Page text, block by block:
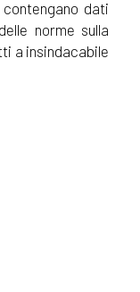
dati
norme sulla
a insindacabile